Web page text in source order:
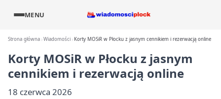
MENU
Strona główna Wiadomości Korty MOSiR w Płocku z jasnym cennikiem i rezerwacją online
Korty MOSiR w Płocku z jasnym
cennikiem i rezerwacją online
18 czerwca 2026